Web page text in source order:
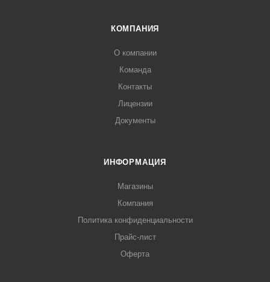
КОМПАНИЯ
О компании
Команда
Контакты
Лицензии
Документы
ИНФОРМАЦИЯ
Магазины
Компания
Политика конфиденциальности
Прайс-лист
Оферта